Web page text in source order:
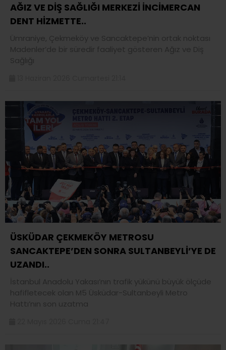
AĞIZ VE DİŞ SAĞLIĞI MERKEZİ İNCİMERCAN
DENT HİZMETTE..
Ümraniye, Çekmeköy ve Sancaktepe’nin ortak noktası
Madenler’de bir süredir faaliyet gösteren Ağız ve Diş
Sağlığı
ÜSKÜDAR ÇEKMEKÖY METROSU
SANCAKTEPE’DEN SONRA SULTANBEYLİ’YE DE
UZANDI..
İstanbul Anadolu Yakası’nın trafik yükünü büyük ölçüde
hafifletecek olan M5 Üsküdar-Sultanbeyli Metro
Hattı’nın son uzatma